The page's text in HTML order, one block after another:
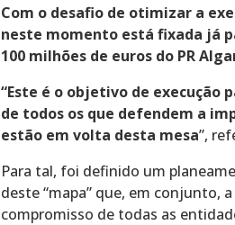
Com o desafio de otimizar a
neste momento está fixada já
100 milhões de euros do PR
“Este é o objetivo de execução
de todos os que defendem a
estão em volta desta mesa”,
Para tal, foi definido um
deste “mapa” que, em conjunto,
compromisso de todas as